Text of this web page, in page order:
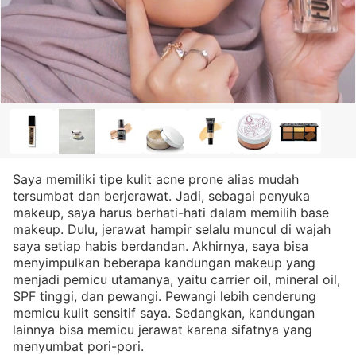
Saya memiliki tipe kulit acne prone alias mudah
tersumbat dan berjerawat. Jadi, sebagai penyuka
makeup, saya harus berhati-hati dalam memilih base
makeup. Dulu, jerawat hampir selalu muncul di wajah
saya setiap habis berdandan. Akhirnya, saya bisa
menyimpulkan beberapa kandungan makeup yang
menjadi pemicu utamanya, yaitu carrier oil, mineral oil,
SPF tinggi, dan pewangi. Pewangi lebih cenderung
memicu kulit sensitif saya. Sedangkan, kandungan
lainnya bisa memicu jerawat karena sifatnya yang
menyumbat pori-pori.